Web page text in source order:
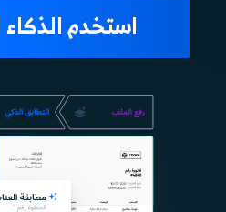
استخدم